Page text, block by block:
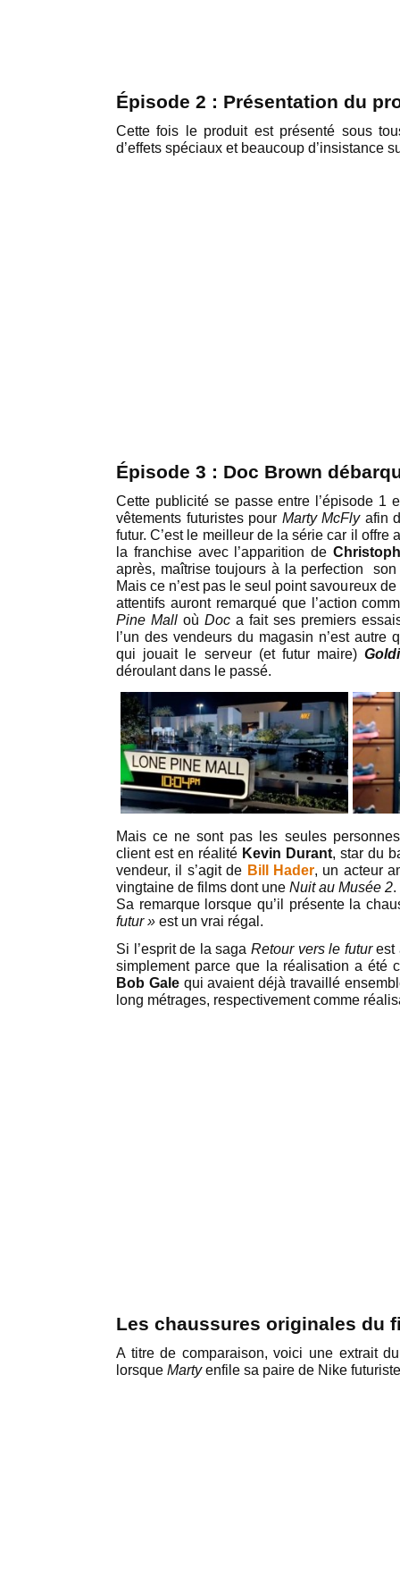
Épisode 2 : Présentation du
Cette fois le produit est présenté sous
d’effets spéciaux et beaucoup d’insistance
Épisode 3 : Doc Brown
Cette publicité se passe entre l’épisode 1
vêtements futuristes pour Marty McFlyafin
futur. C’est le meilleur de la série car il offre
la franchise avec l’apparition de
après, maîtrise toujours à la perfection
Mais ce n’est pas le seul point savoureux
attentifs auront remarqué que l’action
Pine Mall où Doc a fait ses premiers
l’un des vendeurs du magasin n’est autre
qui jouait le serveur (et futur maire)
déroulant dans le passé.
Mais ce ne sont pas les seules
client est en réalité Kevin Durant, star du
vendeur, il s’agit de Bill Hader, un acteur
vingtaine de films dont une Nuit au Musée 2.
Sa remarque lorsque qu’il présente la
futur » est un vrai régal.
Si l’esprit de la saga Retour vers le futurest
simplement parce que la réalisation a été
Bob Galequi avaient déjà travaillé
long métrages, respectivement comme
Les chaussures originales du
A titre de comparaison, voici une extrait
lorsque Martyenfile sa paire de Nike